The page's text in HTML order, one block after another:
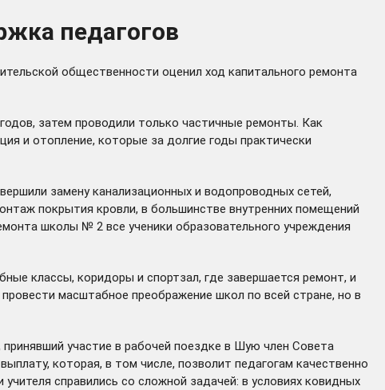
педагогов
общественности оценил ход капитального ремонта
затем проводили только частичные ремонты. Как
и отопление, которые за долгие годы практически
замену канализационных и водопроводных сетей,
покрытия кровли, в большинстве внутренних помещений
школы № 2 все ученики образовательного учреждения
классы, коридоры и спортзал, где завершается ремонт, и
масштабное преображение школ по всей стране, но в
участие в рабочей поездке в Шую член Совета
которая, в том числе, позволит педагогам качественно
справились со сложной задачей: в условиях ковидных